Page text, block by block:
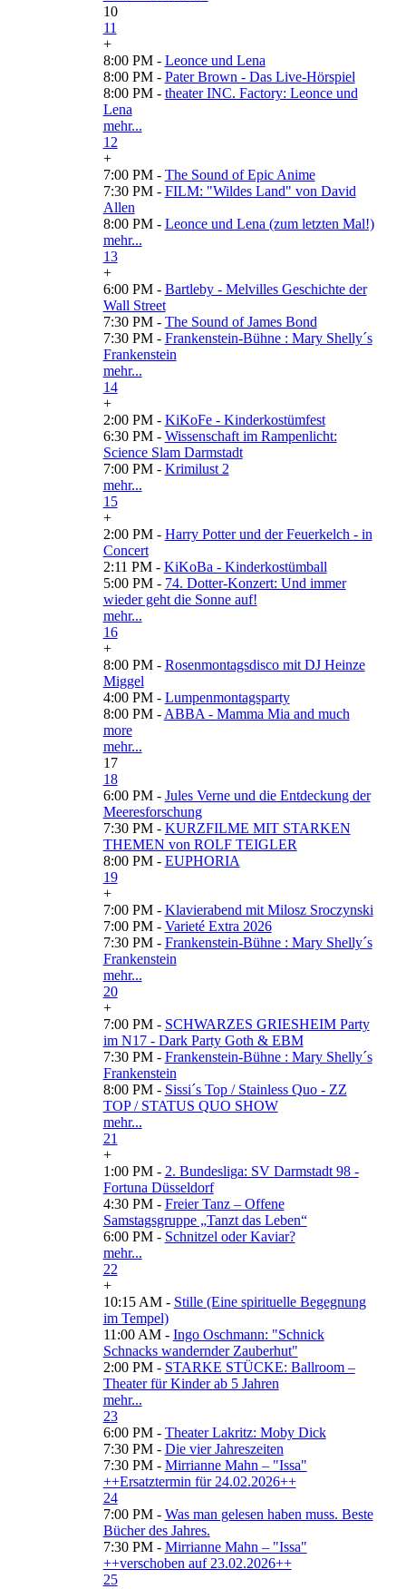
10
11
+
8:00 PM - Leonce und Lena
8:00 PM - Pater Brown - Das Live-Hörspiel
8:00 PM - theater INC. Factory: Leonce und
Lena
mehr...
12
+
7:00 PM - The Sound of Epic Anime
7:30 PM - FILM: "Wildes Land" von David
Allen
8:00 PM - Leonce und Lena (zum letzten Mal!)
mehr...
13
+
6:00 PM - Bartleby - Melvilles Geschichte der
Wall Street
7:30 PM - The Sound of James Bond
7:30 PM - Frankenstein-Bühne : Mary Shelly´s
Frankenstein
mehr...
14
+
2:00 PM - KiKoFe - Kinderkostümfest
6:30 PM - Wissenschaft im Rampenlicht:
Science Slam Darmstadt
7:00 PM - Krimilust 2
mehr...
15
+
2:00 PM - Harry Potter und der Feuerkelch - in
Concert
2:11 PM - KiKoBa - Kinderkostümball
5:00 PM - 74. Dotter-Konzert: Und immer
wieder geht die Sonne auf!
mehr...
16
+
8:00 PM - Rosenmontagsdisco mit DJ Heinze
Miggel
4:00 PM - Lumpenmontagsparty
8:00 PM - ABBA - Mamma Mia and much
more
mehr...
17
18
6:00 PM - Jules Verne und die Entdeckung der
Meeresforschung
7:30 PM - KURZFILME MIT STARKEN
THEMEN von ROLF TEIGLER
8:00 PM - EUPHORIA
19
+
7:00 PM - Klavierabend mit Milosz Sroczynski
7:00 PM - Varieté Extra 2026
7:30 PM - Frankenstein-Bühne : Mary Shelly´s
Frankenstein
mehr...
20
+
7:00 PM - SCHWARZES GRIESHEIM Party
im N17 - Dark Party Goth & EBM
7:30 PM - Frankenstein-Bühne : Mary Shelly´s
Frankenstein
8:00 PM - Sissi´s Top / Stainless Quo - ZZ
TOP / STATUS QUO SHOW
mehr...
21
+
1:00 PM - 2. Bundesliga: SV Darmstadt 98 -
Fortuna Düsseldorf
4:30 PM - Freier Tanz – Offene
Samstagsgruppe „Tanzt das Leben“
6:00 PM - Schnitzel oder Kaviar?
mehr...
22
+
10:15 AM - Stille (Eine spirituelle Begegnung
im Tempel)
11:00 AM - Ingo Oschmann: "Schnick
Schnacks wandernder Zauberhut"
2:00 PM - STARKE STÜCKE: Ballroom –
Theater für Kinder ab 5 Jahren
mehr...
23
6:00 PM - Theater Lakritz: Moby Dick
7:30 PM - Die vier Jahreszeiten
7:30 PM - Mirrianne Mahn – "Issa"
++Ersatztermin für 24.02.2026++
24
7:00 PM - Was man gelesen haben muss. Beste
Bücher des Jahres.
7:30 PM - Mirrianne Mahn – "Issa"
++verschoben auf 23.02.2026++
25